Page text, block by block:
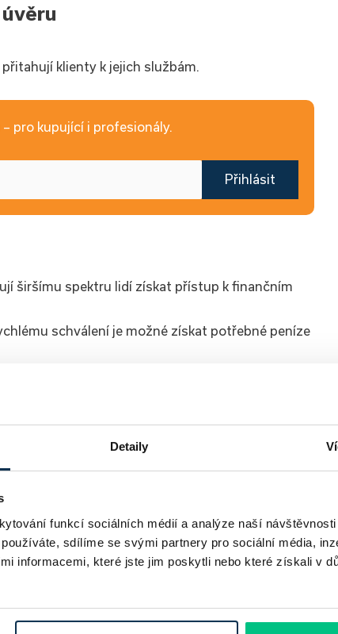
Detaily
funkcí sociálních médií a analýze naší
sdílíme se svými partnery pro sociální média,
informacemi, které jste jim poskytli nebo které získali v
klienty k jejich službám.
pro kupující i profesionály.
Přihlásit
širšímu spektru lidí získat přístup k finančním
schválení je možné získat potřebné peníze
potřebám klienta může být velmi
finančního závazku.
online marketingu proplouvá už od roku 2018.